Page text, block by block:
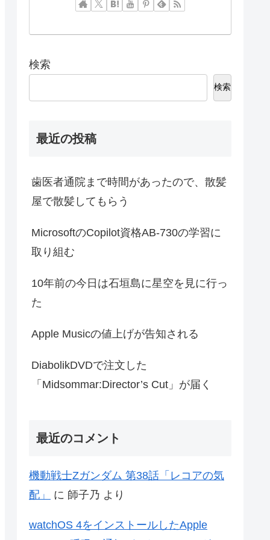
検索
検索
最近の投稿
歯医者通院まで時間があったので、散髪
屋で散髪してもらう
MicrosoftのCopilot資格AB-730の学習に
取り組む
10年前の今日は石垣島に星空を見に行っ
た
Apple Musicの値上げが告知される
DiabolikDVDで注文した
「Midsommar:Director’s Cut」が届く
最近のコメント
機動戦士Zガンダム 第38話「レコアの気
配」
に 師子乃 より
watchOS 4をインストールしたApple